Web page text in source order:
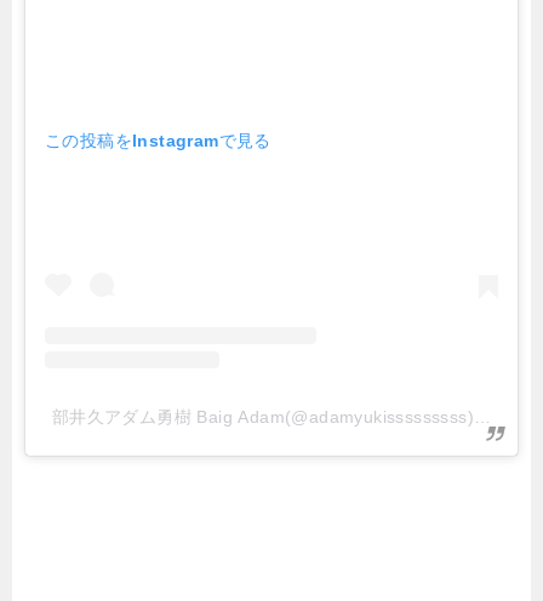
この投稿をInstagramで見る
部井久アダム勇樹 Baig Adam(@adamyukisssssssss)がシェ